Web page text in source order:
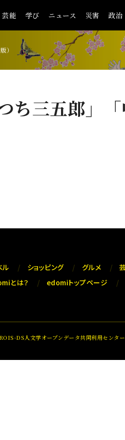
芸能 学び ニュース 災害 政治
）
ち三五郎」「
ル ショッピング グルメ
とは？ edomiトップページ
DS人文学オープンデータ共同利用セン